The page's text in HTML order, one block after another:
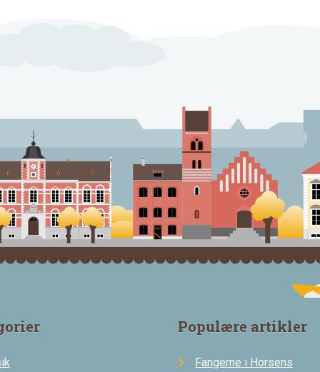
Populære artikler
Fangerne i Horsens